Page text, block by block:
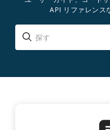
API リファレンス